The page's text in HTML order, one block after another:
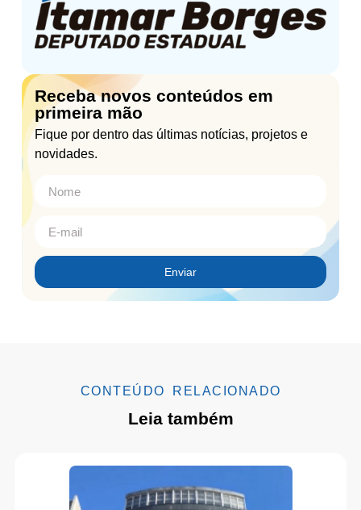
Receba novos conteúdos em
primeira mão
Fique por dentro das últimas notícias, projetos e
novidades.
Enviar
CONTEÚDO RELACIONADO
Leia também